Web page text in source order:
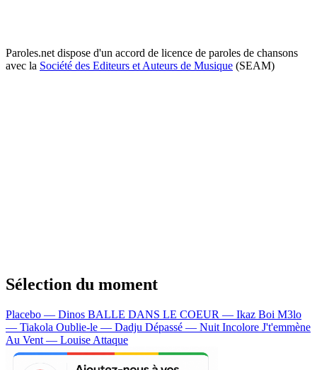
Paroles.net dispose d'un accord de licence de paroles de chansons
avec la Société des Editeurs et Auteurs de Musique (SEAM)
Sélection du moment
Placebo — Dinos BALLE DANS LE COEUR — Ikaz Boi M3lo
— Tiakola Oublie-le — Dadju Dépassé — Nuit Incolore J't'emmène
Au Vent — Louise Attaque